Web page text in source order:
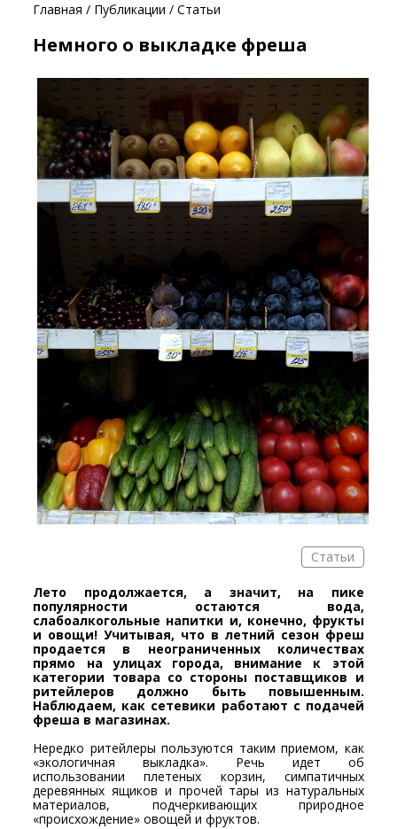
Главная / Публикации /Статьи
Немного о выкладке фреша
Статьи
Лето продолжается, а значит, на пике
популярности остаются вода,
слабоалкогольные напитки и, конечно, фрукты
и овощи! Учитывая, что в летний сезон фреш
продается в неограниченных количествах
прямо на улицах города, внимание к этой
категории товара со стороны поставщиков и
ритейлеров должно быть повышенным.
Наблюдаем, как сетевики работают с подачей
фреша в магазинах.
Нередко ритейлеры пользуются таким приемом, как
«экологичная выкладка». Речь идет об
использовании плетеных корзин, симпатичных
деревянных ящиков и прочей тары из натуральных
материалов, подчеркивающих природное
«происхождение» овощей и фруктов.